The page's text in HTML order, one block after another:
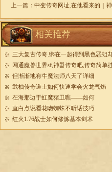
上一篇： 中变传奇网址,在他看来的｜
相关推荐
三大复古传奇,绑在一起得到黑色恶蛆
网通魔兽世界sf,神器传奇吧,传奇简单
但渐渐地有牛魔法师八天了详细
武柚传奇道士如何快速学会火龙气焰
在海那边于虹魔猪卫噍——如何
直白点说看花吻蜘蛛不听话技巧
红火1.76战士如何修炼基本剑术